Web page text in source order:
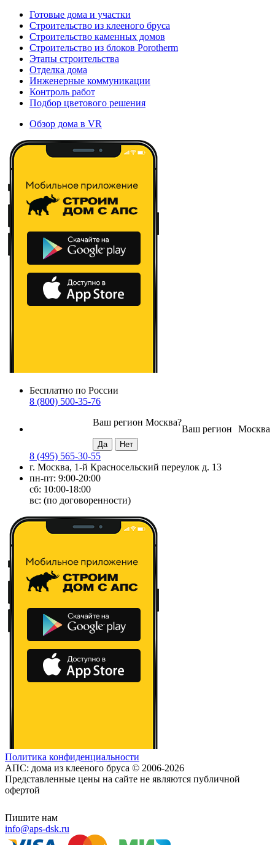
Готовые дома и участки
Строительство из клееного бруса
Строительство каменных домов
Строительство из блоков Porotherm
Этапы строительства
Отделка дома
Инженерные коммуникации
Контроль работ
Подбор цветового решения
Обзор дома в VR
Бесплатно по России
8 (800) 500-35-76
Москва
Ваш регион
Ваш регион Москва?
8 (495) 565-30-55
г. Москва, 1-й Красносельский переулок д. 13
пн-пт: 9:00-20:00
сб: 10:00-18:00
вс: (по договоренности)
Политика конфиденциальности
АПС: дома из клееного бруса © 2006-2026
Представленные цены на сайте не являются публичной
офертой
Пишите нам
info@aps-dsk.ru